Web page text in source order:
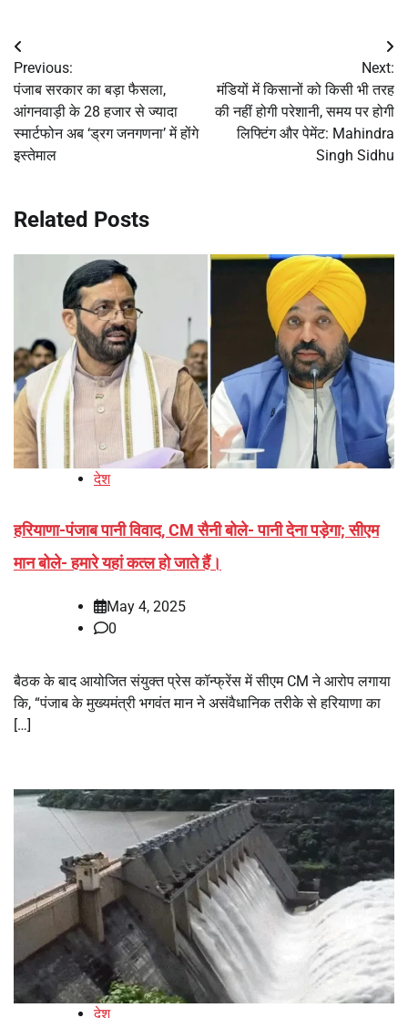
Post
navigation
Previous:
पंजाब सरकार का बड़ा फैसला,
आंगनवाड़ी के 28 हजार से ज्यादा
स्मार्टफोन अब ‘ड्रग जनगणना’ में होंगे
इस्तेमाल
Next:
मंडियों में किसानों को किसी भी तरह
की नहीं होगी परेशानी, समय पर होगी
लिफ्टिंग और पेमेंट: Mahindra
Singh Sidhu
Related Posts
देश
हरियाणा-पंजाब पानी विवाद, CM सैनी बोले- पानी देना पड़ेगा; सीएम
मान बोले- हमारे यहां कत्ल हो जाते हैं।
May 4, 2025
0
बैठक के बाद आयोजित संयुक्त प्रेस कॉन्फ्रेंस में सीएम CM ने आरोप लगाया
कि, “पंजाब के मुख्यमंत्री भगवंत मान ने असंवैधानिक तरीके से हरियाणा का
[…]
देश